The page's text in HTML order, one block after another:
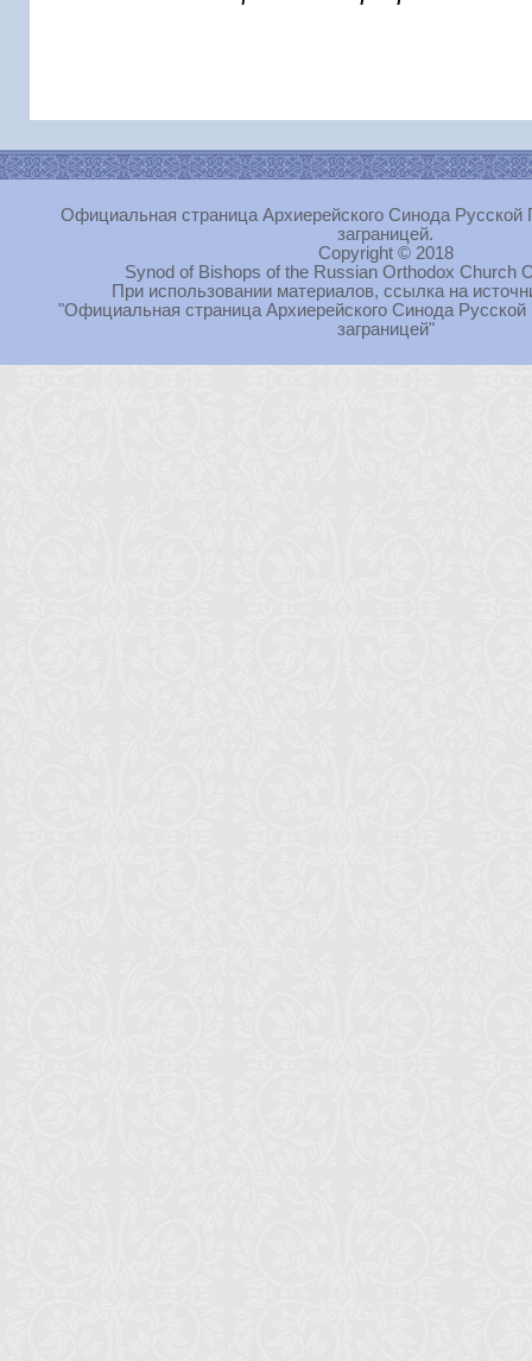
Официальная страница Архиерейского Синода Русской
заграницей.
Copyright © 2018
Synod of Bishops of the Russian Orthodox Church
При использовании материалов, ссылка на
"Официальная страница Архиерейского Синода
заграницей"